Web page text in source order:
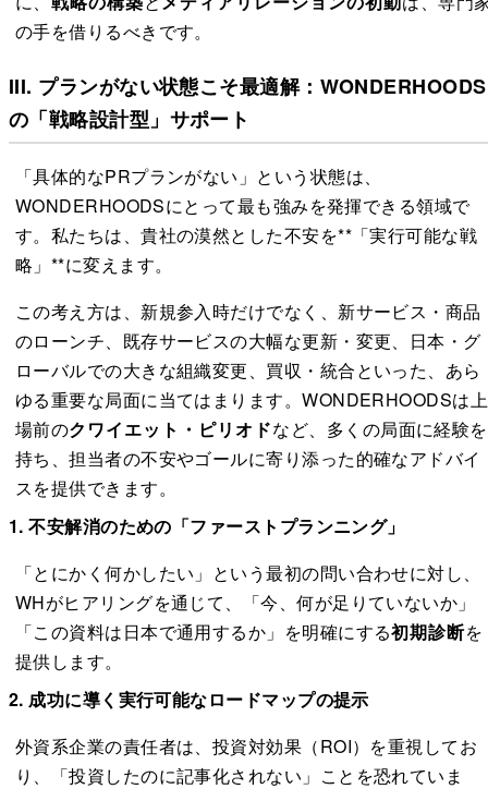
の手を借りるべきです。
III. プランがない状態こそ最適解：WONDERHOODS
の「戦略設計型」サポート
「具体的なPRプランがない」という状態は、
WONDERHOODSにとって最も強みを発揮できる領域で
す。私たちは、貴社の漠然とした不安を**「実行可能な戦
略」**に変えます。
この考え方は、新規参入時だけでなく、新サービス・商品
のローンチ、既存サービスの大幅な更新・変更、日本・グ
ローバルでの大きな組織変更、買収・統合といった、あら
ゆる重要な局面に当てはまります。WONDERHOODSは上
場前のクワイエット・ピリオドなど、多くの局面に経験を
持ち、担当者の不安やゴールに寄り添った的確なアドバイ
スを提供できます。
1. 不安解消のための「ファーストプランニング」
「とにかく何かしたい」という最初の問い合わせに対し、
WHがヒアリングを通じて、「今、何が足りていないか」
「この資料は日本で通用するか」を明確にする初期診断を
提供します。
2. 成功に導く実行可能なロードマップの提示
外資系企業の責任者は、投資対効果（ROI）を重視してお
り、「投資したのに記事化されない」ことを恐れていま